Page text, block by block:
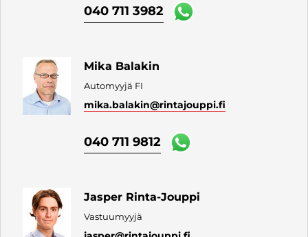
040 711 3982
Mika Balakin
Automyyjä FI
mika.balakin@rintajouppi.fi
040 711 9812
Jasper Rinta-Jouppi
Vastuumyyjä